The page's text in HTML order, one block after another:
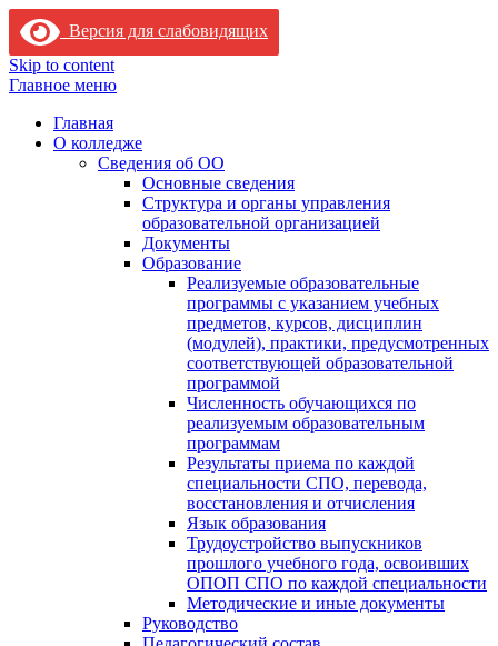
Версия для слабовидящих
Skip to content
Главное меню
Главная
О колледже
Сведения об ОО
Основные сведения
Структура и органы управления
образовательной организацией
Документы
Образование
Реализуемые образовательные
программы с указанием учебных
предметов, курсов, дисциплин
(модулей), практики, предусмотренных
соответствующей образовательной
программой
Численность обучающихся по
реализуемым образовательным
программам
Результаты приема по каждой
специальности СПО, перевода,
восстановления и отчисления
Язык образования
Трудоустройство выпускников
прошлого учебного года, освоивших
ОПОП СПО по каждой специальности
Методические и иные документы
Руководство